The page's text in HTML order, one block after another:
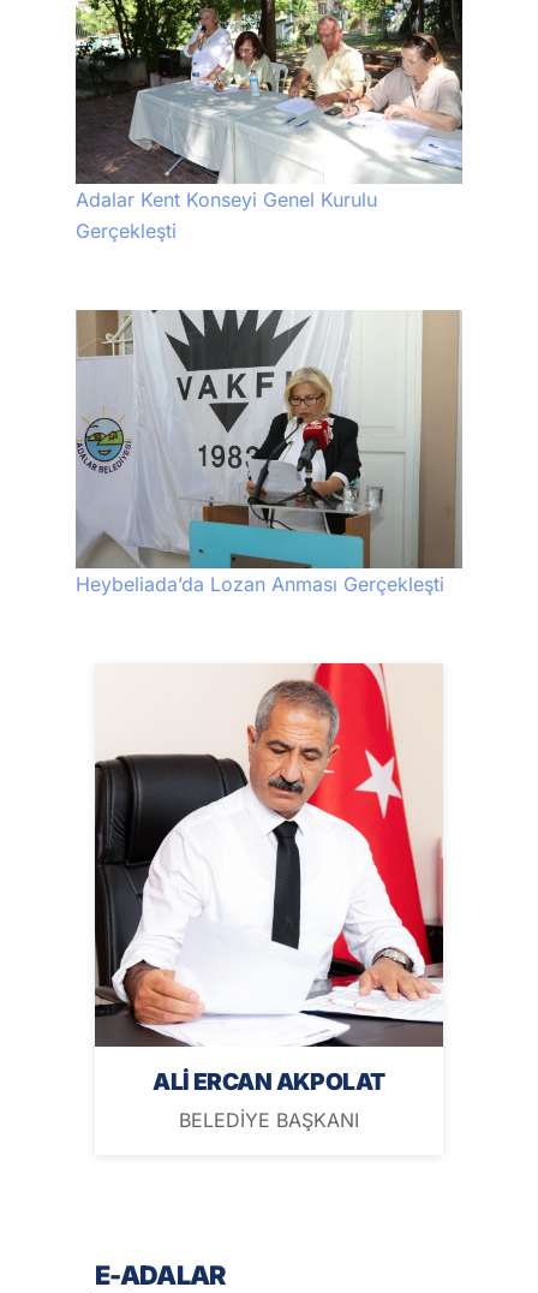
Adalar Kent Konseyi Genel Kurulu
Gerçekleşti
Heybeliada’da Lozan Anması Gerçekleşti
ALİ ERCAN AKPOLAT
BELEDİYE BAŞKANI
E-ADALAR